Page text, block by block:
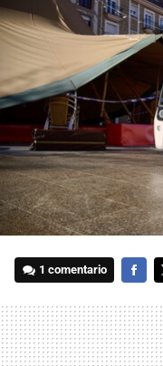
1 comentario